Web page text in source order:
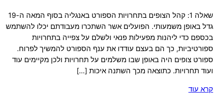
שאלה 1: קהל הצופים בתחרויות הספורט באנגליה בסוף המאה ה-19
גדל באופן משמעותי. הפועלים אשר השתכרו מעבודתם יכלו להשתמש
בכספם כדי ליהנות מפעילות פנאי ולשלם על צפייה בתחרויות
ספורטיביות, כך הם בעצם עודדו את ענף הספורט להמשיך לפרוח.
ספורט צופים היה באופן שבו משלמים על תחרויות ולכן מקיימים עוד
ועוד תחרויות. כתוצאה מכך השתנה איכות […]
קרא עוד